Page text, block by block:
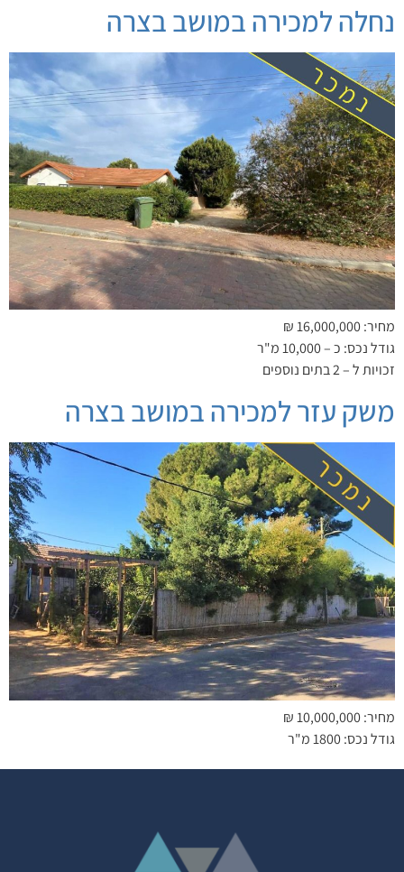
נחלה למכירה במושב בצרה
מחיר: 16,000,000 ₪
גודל נכס: כ – 10,000 מ"ר
זכויות ל – 2 בתים נוספים
משק עזר למכירה במושב בצרה
מחיר: 10,000,000 ₪
גודל נכס: 1800 מ"ר